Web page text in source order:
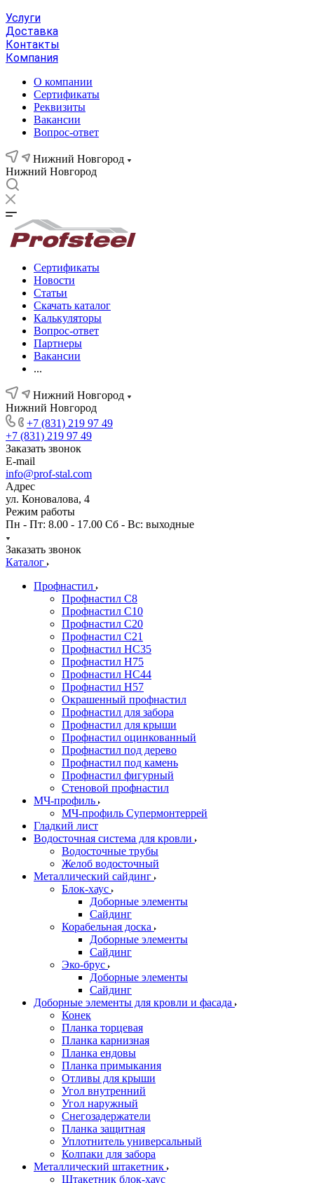
Услуги
Доставка
Контакты
Компания
О компании
Сертификаты
Реквизиты
Вакансии
Вопрос-ответ
Нижний Новгород
Нижний Новгород
Сертификаты
Новости
Статьи
Скачать каталог
Калькуляторы
Вопрос-ответ
Партнеры
Вакансии
...
Нижний Новгород
Нижний Новгород
+7 (831) 219 97 49
+7 (831) 219 97 49
Заказать звонок
E-mail
info@prof-stal.com
Адрес
ул. Коновалова, 4
Режим работы
Пн - Пт: 8.00 - 17.00 Сб - Вс: выходные
Заказать звонок
Каталог
Профнастил
Профнастил С8
Профнастил С10
Профнастил С20
Профнастил С21
Профнастил НС35
Профнастил Н75
Профнастил HC44
Профнастил Н57
Окрашенный профнастил
Профнастил для забора
Профнастил для крыши
Профнастил оцинкованный
Профнастил под дерево
Профнастил под камень
Профнастил фигурный
Стеновой профнастил
МЧ-профиль
МЧ-профиль Супермонтеррей
Гладкий лист
Водосточная система для кровли
Водосточные трубы
Желоб водосточный
Металлический сайдинг
Блок-хаус
Доборные элементы
Сайдинг
Корабельная доска
Доборные элементы
Сайдинг
Эко-брус
Доборные элементы
Сайдинг
Доборные элементы для кровли и фасада
Конек
Планка торцевая
Планка карнизная
Планка ендовы
Планка примыкания
Отливы для крыши
Угол внутренний
Угол наружный
Снегозадержатели
Планка защитная
Уплотнитель универсальный
Колпаки для забора
Металлический штакетник
Штакетник блок-хаус